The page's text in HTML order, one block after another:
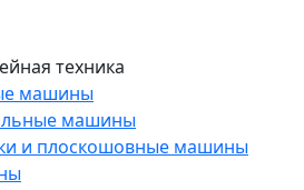
техника
машины
машины
и плоскошовные машины